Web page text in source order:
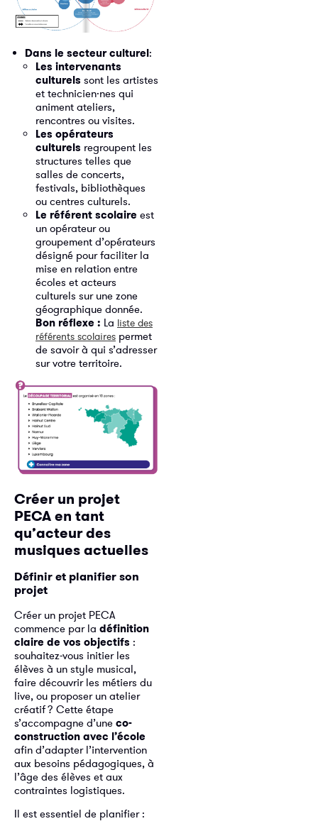
Dans le secteur culturel:
Les intervenants
culturels sont les artistes
et technicien·nes qui
animent ateliers,
rencontres ou visites.
Les opérateurs
culturels regroupent les
structures telles que
salles de concerts,
festivals, bibliothèques
ou centres culturels.
Le référent scolaire est
un opérateur ou
groupement d’opérateurs
désigné pour faciliter la
mise en relation entre
écoles et acteurs
culturels sur une zone
géographique donnée.
Bon réflexe : La liste des
référents scolaires permet
de savoir à qui s’adresser
sur votre territoire.
Créer un projet
PECA en tant
qu’acteur des
musiques actuelles
Définir et planifier son
projet
Créer un projet PECA
commence par la définition
claire de vos objectifs :
souhaitez-vous initier les
élèves à un style musical,
faire découvrir les métiers du
live, ou proposer un atelier
créatif ? Cette étape
s’accompagne d’une co-
construction avec l’école
afin d’adapter l’intervention
aux besoins pédagogiques, à
l’âge des élèves et aux
contraintes logistiques.
Il est essentiel de planifier :